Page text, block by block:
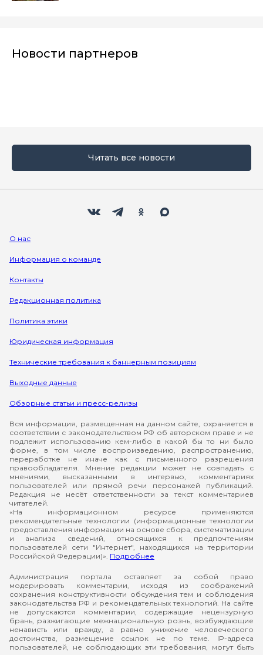
Новости партнеров
Читать все новости
О нас
Информация о команде
Контакты
Редакционная политика
Политика этики
Юридическая информация
Технические требования к баннерным позициям
Выходные данные
Обзорные статьи и пресс-релизы
Вся информация, размещенная на данном сайте, охраняется в
соответствии с законодательством РФ об авторском праве и не
подлежит использованию кем-либо в какой бы то ни было
форме, в том числе воспроизведению, распространению,
переработке не иначе как с письменного разрешения
правообладателя. Мнение редакции может не совпадать с
мнениями, высказанными в интервью, комментариях
пользователей или прямой речи персонажей публикаций.
Редакция не несёт ответственности за текст комментариев
читателей.
«На информационном ресурсе применяются
рекомендательные технологии (информационные технологии
предоставления информации на основе сбора, систематизации
и анализа сведений, относящихся к предпочтениям
пользователей сети "Интернет", находящихся на территории
Российской Федерации)». Подробнее
Администрация портала оставляет за собой право
модерировать комментарии, исходя из соображений
сохранения конструктивности обсуждения тем и соблюдения
законодательства РФ и рекомендательных технологий. На сайте
не допускаются комментарии, содержащие нецензурную
брань, разжигающие межнациональную рознь, возбуждающие
ненависть или вражду, а равно унижение человеческого
достоинства, размещение ссылок не по теме. IP-адреса
пользователей, не соблюдающих эти требования, могут быть